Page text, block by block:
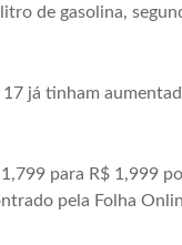
de gasolina,
já tinham
para R$ 1,999
pela Folha